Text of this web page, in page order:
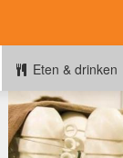
Eten & drinken